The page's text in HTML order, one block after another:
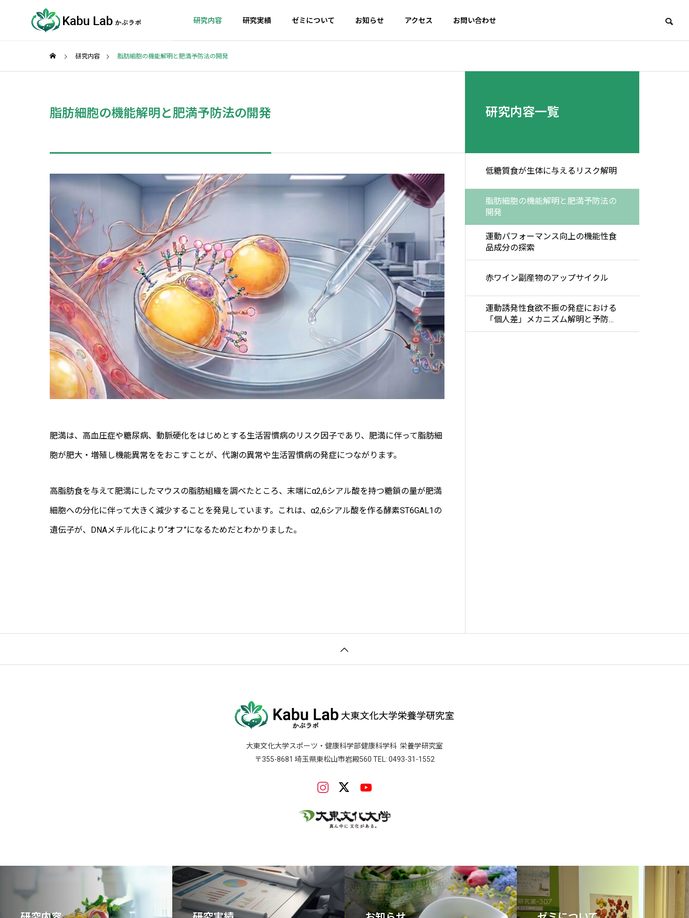
研究内容 研究実績 ゼミについて お知らせ アクセス お問い合わせ
潜むリスクを科
度な糖質制限が
身体に及ぼす影
し、安全な食事
法を提言します
肥満に伴って脂
化するのか？病
態化の鍵を握る
細胞レベルの異
常メカニズムの
特定に挑みます
運動 × 食品成
限に引き出す食
科学的エビデン
ちる人と落ちな
か？そのメカニ
ズムを解明し、
適切な栄養摂取
の指針を探求し
ワイン副産物
る高い健康価値
に注目。ポリフ
ェノールの有効
活用により、循
環型の資源利用
と健康増進を目
指します
研究内容 脂肪細胞の機能解明と肥満予防法の開発
脂肪細胞の機能解明と肥満予防法の開発
肥満は、高血圧症や糖尿病、動脈硬化をはじめとする生活習慣病のリスク因子であり、 肥満に伴って脂肪細
胞が肥大・増殖し機能異常ををおこすことが、代謝の異常や生活習慣病の発症につながります。
高脂肪食を与えて肥満にしたマウスの脂肪組織を調べたところ、末端にα2,6シアル酸を持つ糖鎖の量が肥満
細胞への分化に伴って大きく減少することを発見しています。
これは、α2,6シアル酸を作る酵素ST6GAL1の
遺伝子が、DNAメチル化により“オフ”になるためだとわかりました。
研究内容一覧
低糖質食が生体に与えるリスク解明
脂肪細胞の機能解明と肥満予防法の
開発
運動パフォーマンス向上の機能性食
品成分の探索
赤ワイン副産物のアップサイクル
運動誘発性食欲不振の発症における
「個人差」メカニズム解明と予防策
の構築
大東文化大学スポーツ・健康科学部健康科学科 栄養学研究室
〒355-8681 埼玉県東松山市岩殿560 TEL: 0493-31-1552